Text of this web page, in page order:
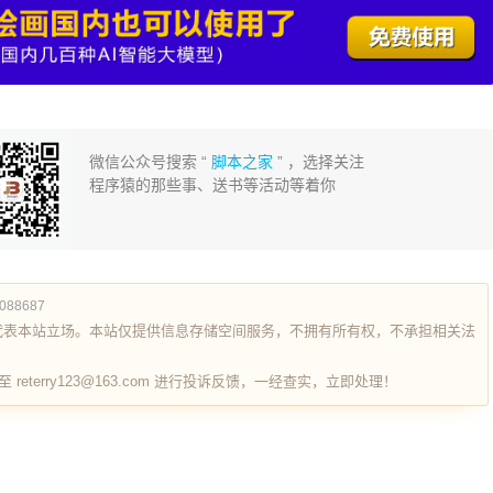
微信公众号搜索 “脚本之家 ” ，选择关注
程序猿的那些事、送书等活动等着你
本站立场。本站仅提供信息存储空间服务，不拥有所有权，不承担相关法
进行投诉反馈，一经查实，立即处理！